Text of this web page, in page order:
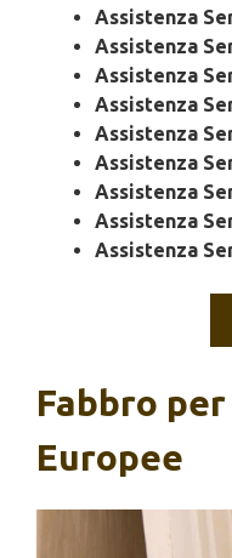
Assistenza
Assistenza
Assistenza
Assistenza
Assistenza
Assistenza
Assistenza
Assistenza
Assistenza
Fabbro
Europee